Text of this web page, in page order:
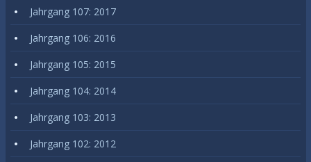
Jahrgang 107: 2017
Jahrgang 106: 2016
Jahrgang 105: 2015
Jahrgang 104: 2014
Jahrgang 103: 2013
Jahrgang 102: 2012